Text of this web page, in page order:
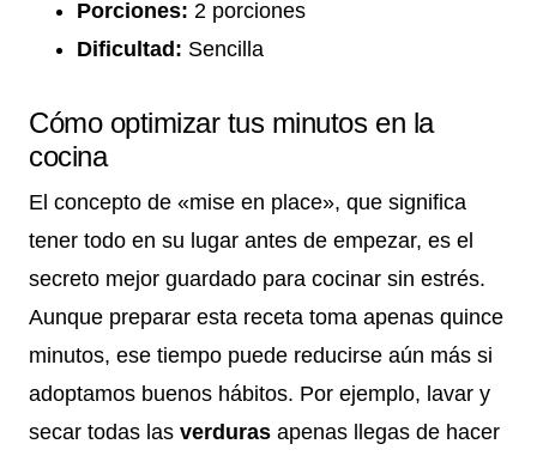
Porciones: 2 porciones
Dificultad: Sencilla
Cómo optimizar tus minutos en la
cocina
El concepto de «mise en place», que significa
tener todo en su lugar antes de empezar, es el
secreto mejor guardado para cocinar sin estrés.
Aunque preparar esta receta toma apenas quince
minutos, ese tiempo puede reducirse aún más si
adoptamos buenos hábitos. Por ejemplo, lavar y
secar todas las verduras apenas llegas de hacer